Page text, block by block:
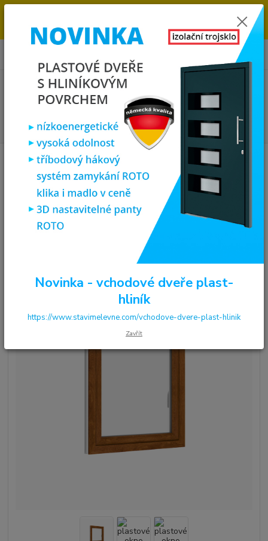
OBJEDNÁVKOU. MÁME 7 000 OKEN A DVEŘÍ SKLADEM U NÁS V
KLATOVECH.
0
0,00 Kč
Plastová okna
plastové okno 70x70 cm, jednokřídlé, zlatý dub/bílé,
PREMIUM 7000
plastové okno 70x70 cm,
jednokřídlé, zlatý dub/bílé,
PREMIUM 7000
Doprava ZDARMA
Novinka - vchodové dveře plast-
hliník
https://www.stavimelevne.com/vchodove-dvere-plast-hlinik
Zavřít